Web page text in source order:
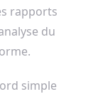
rapports
du
simple